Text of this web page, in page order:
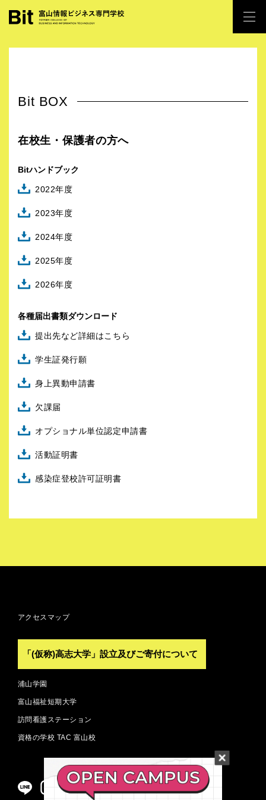
Bit BOX
在校生・保護者の方へ
Bitハンドブック
2022年度
2023年度
2024年度
2025年度
2026年度
各種届出書類ダウンロード
提出先など詳細はこちら
学生証発行願
身上異動申請書
欠課届
オプショナル単位認定申請書
活動証明書
感染症登校許可証明書
アクセスマップ
「(仮称)高志大学」設立及びご寄付について
浦山学園
富山福祉短期大学
訪問看護ステーション
資格の学校 TAC 富山校